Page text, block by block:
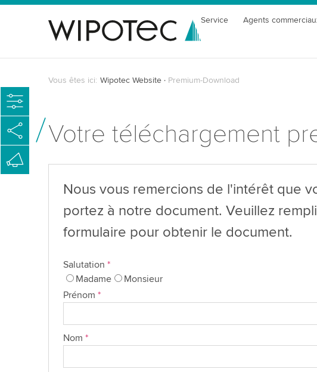
Service Agents
Vous êtes ici: Wipotec Website Premium-Download
Votre téléchargement
Nous vous remercions de l'intérêt que
portez à notre document. Veuillez
formulaire pour obtenir le document.
Salutation *
Madame
Monsieur
Prénom *
Nom *